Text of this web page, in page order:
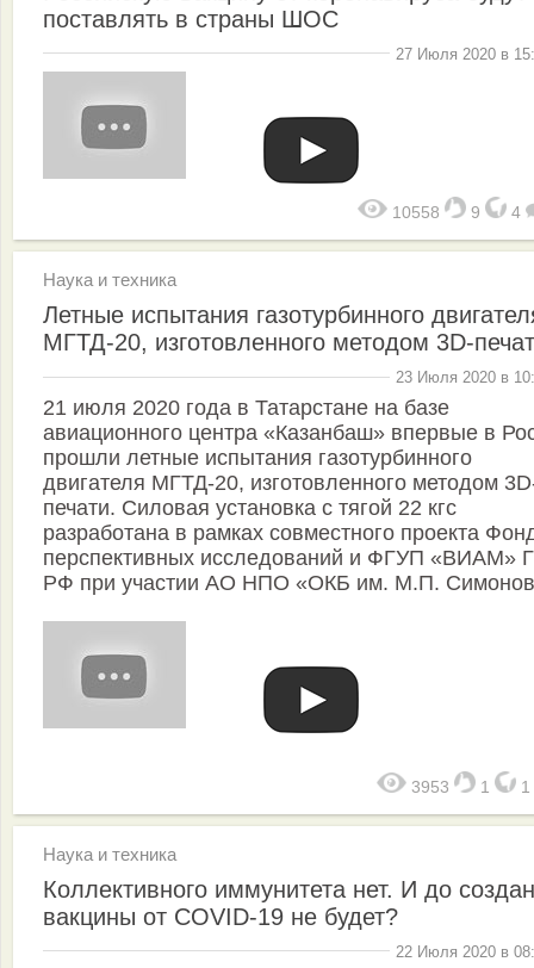
поставлять в страны ШОС
27 Июля 2020 в
10558 9 4
Наука и техника
Летные испытания газотурбинного
МГТД-20, изготовленного методом 3D-
23 Июля 2020 в
21 июля 2020 года в Татарстане на базе
авиационного центра «Казанбаш» впервые в
прошли летные испытания газотурбинного
двигателя МГТД-20, изготовленного методом
печати. Силовая установка с тягой 22 кгс
разработана в рамках совместного проекта
перспективных исследований и ФГУП «ВИАМ»
РФ при участии АО НПО «ОКБ им. М.П.
3953 1 1
Наука и техника
Коллективного иммунитета нет. И до
вакцины от COVID-19 не будет?
22 Июля 2020 в